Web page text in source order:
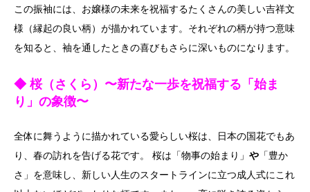
この振袖には、お嬢様の未来を祝福するたくさんの美しい吉祥文
様（縁起の良い柄）が描かれています。それぞれの柄が持つ意味
を知ると、袖を通したときの喜びもさらに深いものになります。
◆ 桜（さくら）〜新たな一歩を祝福する「始ま
り」の象徴〜
全体に舞うように描かれている愛らしい桜は、日本の国花でもあ
り、春の訪れを告げる花です。 桜は「物事の始まり」 や 「豊か
さ」を意味し、新しい人生のスタートラインに立つ成人式にこれ